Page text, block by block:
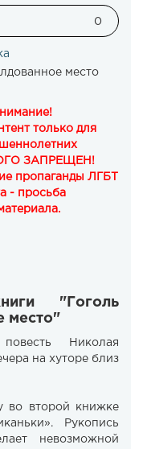
0
место
только для
ЗАПРЕЩЕН!
пропаганды ЛГБТ
- просьба
"Гоголь
место"
Николая
на хуторе близ
во второй книжке
Рукопись
невозможной